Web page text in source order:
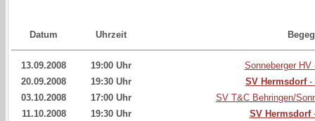
Datum Uhrzeit
13.09.2008 19:00 Uhr
Sonneberger
20.09.2008
19:30 Uhr SV Hermsdorf-
03.10.2008
17:00 Uhr
SV T&C Behringen/
11.10.2008
19:30 Uhr SV Hermsdorf